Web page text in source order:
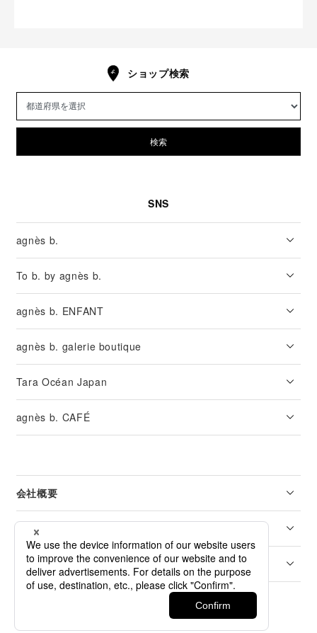
ショップ検索
検索
SNS
agnès b.
To b. by agnès b.
agnès b. ENFANT
agnès b. galerie boutique
Tara Océan Japan
agnès b. CAFÉ
会社概要
リーガル
カスタマーサービス